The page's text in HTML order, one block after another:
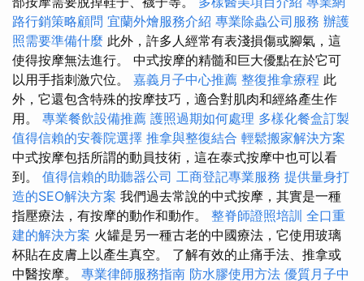
路行銷策略顧問 宜蘭外燴服務介紹 專業除蟲公司服務 辦護
照需要準備什麼 此外，許多人經常有表淺損傷或腳氣，這
使得按摩無法進行。 中式按摩的精髓和巨大優點在於它可
以用手指刺激穴位。 嘉義月子中心推薦 整復推拿療程 此
外，它還包含特殊的按摩技巧，適合對肌肉和經絡產生作
用。 專業餐飲設備推薦 護照過期如何處理 多樣化餐盒訂製
值得信賴的安養院選擇 推拿與整復結合 輕鬆搬家解決方案
中式按摩包括所謂的動員技術，這在泰式按摩中也可以看
到。 值得信賴的助聽器公司 工商登記專業服務 提供量身打
造的SEO解決方案 我們過去常說的中式按摩，其實是一種
指壓療法，有按摩的動作和動作。 整脊師證照培訓 全口重
建的解決方案 火罐是另一種古老的中國療法，它使用玻璃
杯貼在皮膚上以產生真空。 了解有效的止痛手法、推拿或
中醫按摩。 專業律師服務指南 防水膠使用方法 優質月子中